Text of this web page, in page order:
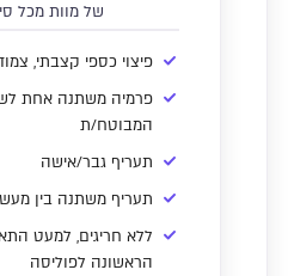
של מוות מכל
פיצוי כספי קצבתי,
פרמיה משתנה אחת
המבוטח/ת
תעריף גבר/אישה
תעריף משתנה בין
ללא חריגים, למעט
הראשונה לפוליסה